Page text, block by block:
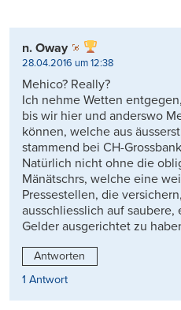
n. Oway
28.04.2016 um 12:38
Mehico? Really?
Ich nehme Wetten
bis wir hier und anderswo
können, welche aus
stammend bei CH-
Natürlich nicht ohne die
Mänätschrs, welche eine
Pressestellen, die
ausschliesslich auf
Gelder ausgerichtet zu
Antworten
1 Antwort